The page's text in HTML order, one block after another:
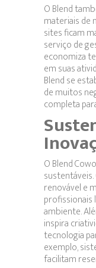
O Blend
materiais de
sites ficam
serviço de
economiza
em suas
Blend se
de muitos
completa
O Blend
renovável e
profissionais
ambiente.
inspira
tecnologia
exemplo,
facilitam